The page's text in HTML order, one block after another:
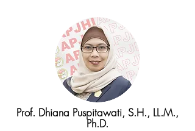
Prof. Dhiana Puspitawati, S.H., LL.M.,
Ph.D.